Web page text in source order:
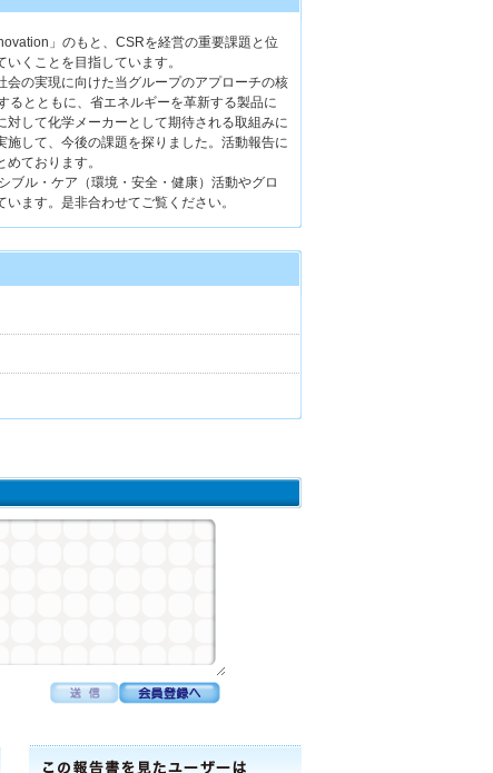
」のもと、CSRを経営の重要課題と位
くことを目指しています。
の実現に向けた当グループのアプローチの核
るとともに、省エネルギーを革新する製品に
して化学メーカーとして期待される取組みに
して、今後の課題を探りました。活動報告に
ております。
ル・ケア（環境・安全・健康）活動やグロ
ます。是非合わせてご覧ください。